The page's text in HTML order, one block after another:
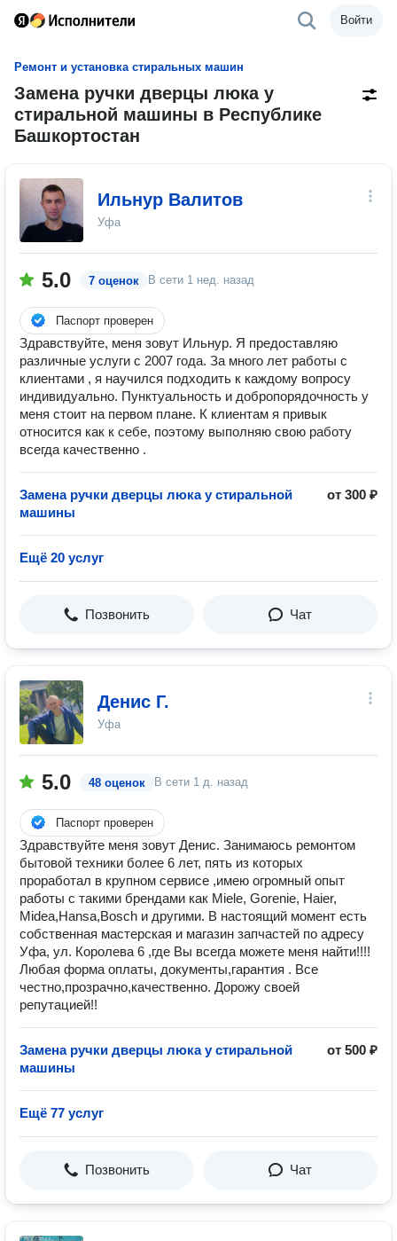
Войти
Ремонт и установка стиральных машин
Замена ручки дверцы люка у
стиральной машины в Республике
Башкортостан
Ильнур Валитов
Уфа
5.0 7 оценок В сети 1 нед. назад
Паспорт проверен
Здравствуйте, меня зовут Ильнур. Я предоставляю
различные услуги с 2007 года. За много лет работы с
клиентами , я научился подходить к каждому вопросу
индивидуально. Пунктуальность и добропорядочность у
меня стоит на первом плане. К клиентам я привык
относится как к себе, поэтому выполняю свою работу
всегда качественно .
Замена ручки дверцы люка у стиральной
машины
от 300 ₽
Ещё 20 услуг
Позвонить Чат
Денис Г.
Уфа
5.0 48 оценок В сети 1 д. назад
Паспорт проверен
Здравствуйте меня зовут Денис. Занимаюсь ремонтом
бытовой техники более 6 лет, пять из которых
проработал в крупном сервисе ,имею огромный опыт
работы с такими брендами как Miele, Gorenie, Haier,
Midea,Hansa,Bosch и другими. В настоящий момент есть
собственная мастерская и магазин запчастей по адресу
Уфа, ул. Королева 6 ,где Вы всегда можете меня найти!!!!
Любая форма оплаты, документы,гарантия . Все
честно,прозрачно,качественно. Дорожу своей
репутацией!!
Замена ручки дверцы люка у стиральной
машины
от 500 ₽
Ещё 77 услуг
Позвонить Чат